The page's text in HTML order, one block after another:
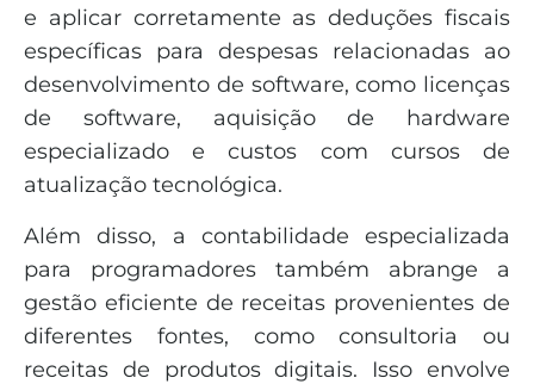
e aplicar corretamente as deduções fiscais
específicas para despesas relacionadas ao
desenvolvimento de software, como licenças
de software, aquisição de hardware
especializado e custos com cursos de
atualização tecnológica.
Além disso, a contabilidade especializada
para programadores também abrange a
gestão eficiente de receitas provenientes de
diferentes fontes, como consultoria ou
receitas de produtos digitais. Isso envolve